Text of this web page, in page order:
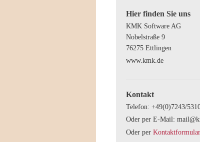
Hier finden Sie uns
KMK Software AG
Nobelstraße 9
76275 Ettlingen
www.kmk.de
Kontakt
Telefon: +49(0)7243/
Oder per E-Mail:
Oder per Kontaktformular